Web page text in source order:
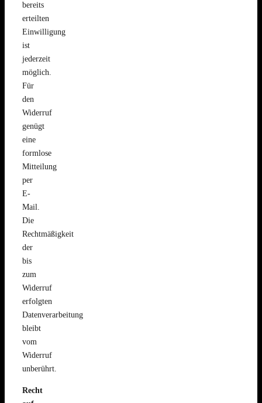
bereits
erteilten
Einwilligung
ist
jederzeit
möglich.
Für
den
Widerruf
genügt
eine
formlose
Mitteilung
per
E-
Mail.
Die
Rechtmäßigkeit
der
bis
zum
Widerruf
erfolgten
Datenverarbeitung
bleibt
vom
Widerruf
unberührt.
Recht